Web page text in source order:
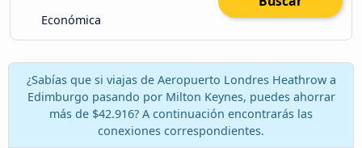
Económica
¿Sabías que si viajas de Aeropuerto Londres Heathrow a
Edimburgo pasando por Milton Keynes, puedes ahorrar
más de $42.916? A continuación encontrarás las
conexiones correspondientes.